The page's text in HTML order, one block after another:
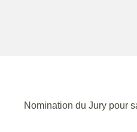
Nomination du Jury pour